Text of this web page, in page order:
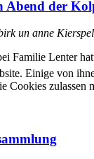
Abend der
un anne
Familie Lenter
Einige von
Cookies